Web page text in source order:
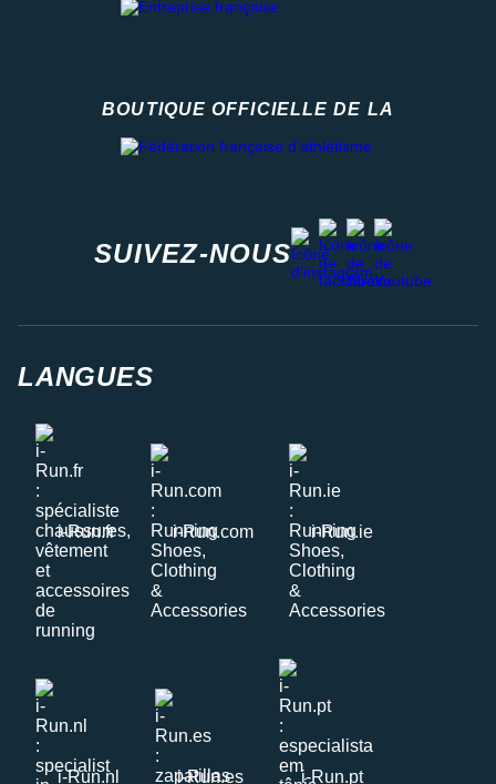
BOUTIQUE OFFICIELLE DE LA
SUIVEZ-NOUS
instagram
facebook
stravayoutube
LANGUES
i-Run.fr i-Run.com i-Run.ie
i-Run.nl i-Run.es i-Run.pt